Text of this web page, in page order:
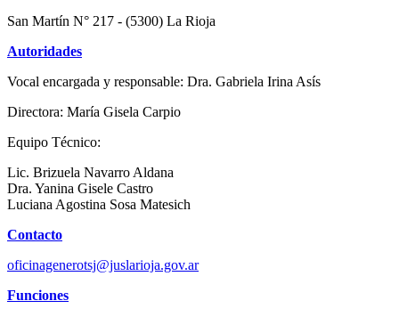
San Martín N° 217 - (5300) La Rioja
Autoridades
Vocal encargada y responsable: Dra. Gabriela Irina Asís
Directora: María Gisela Carpio
Equipo Técnico:
Lic. Brizuela Navarro Aldana
Dra. Yanina Gisele Castro
Luciana Agostina Sosa Matesich
Contacto
oficinagenerotsj@juslarioja.gov.ar
Funciones